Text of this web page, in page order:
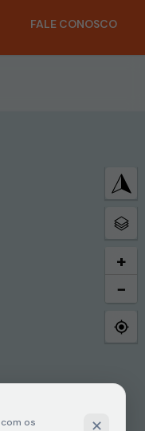
FALE CONOSCO
+
−